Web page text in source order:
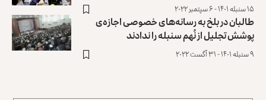
۱۵ سنبله ۱۴۰۱ - ۶ سپتمبر ۲۰۲۲
طالبان در بلخ به رسانه‌های خصوصی اجازه‌ی
پوشش تجلیل از نُهم سنبله را ندادند
۹ سنبله ۱۴۰۱ - ۳۱ آگست ۲۰۲۲